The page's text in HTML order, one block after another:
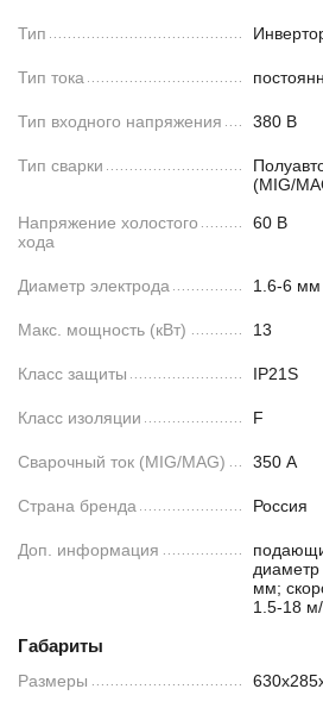
Тип
Тип тока
Тип входного напряжения 380 В
Тип сварки
(MIG/
Напряжение холостого
хода
60 В
Диаметр электрода 1.6-6 мм
Макс. мощность (кВт) 13
Класс защиты IP21S
Класс изоляции F
Сварочный ток (MIG/MAG) 350 А
Страна бренда Россия
Доп. информация
мм;
1.5-18
Габариты
Размеры